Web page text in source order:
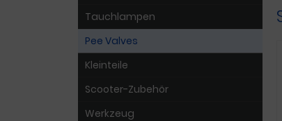
Tauchlampen
Pee Valves
Kleinteile
Scooter-Zubehör
Werkzeug